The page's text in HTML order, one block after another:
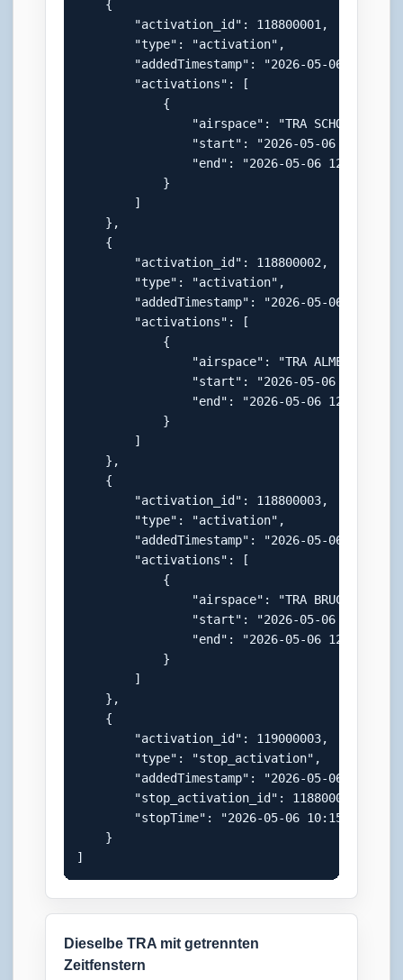
    {
        "activation_id": 118800001,
        "type": "activation",
"addedTimestamp": "2026-05-06
        "activations": [
            {
                "airspace": "TRA SCHOECKL",
"start": "2026-05-06
                "end": "2026-05-06 12:00:00"
            }
        ]
    },
    {
        "activation_id": 118800002,
        "type": "activation",
"addedTimestamp": "2026-05-06
        "activations": [
            {
                "airspace": "TRA ALMENLAND",
"start": "2026-05-06
                "end": "2026-05-06 12:00:00"
            }
        ]
    },
    {
        "activation_id": 118800003,
        "type": "activation",
"addedTimestamp": "2026-05-06
        "activations": [
            {
                "airspace": "TRA BRUCK",
"start": "2026-05-06
                "end": "2026-05-06 12:00:00"
            }
        ]
    },
    {
        "activation_id": 119000003,
        "type": "stop_activation",
"addedTimestamp": "2026-05-06
        "stop_activation_id": 118800003,
        "stopTime": "2026-05-06 10:15:00"
    }
]
Dieselbe TRA mit getrennten
Zeitfenstern